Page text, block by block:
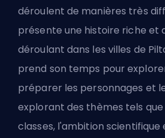
déroulent de manières très
présente une histoire riche et
déroulant dans les villes de
prend son temps pour
préparer les personnages et
explorant des thèmes tels
classes, l'ambition